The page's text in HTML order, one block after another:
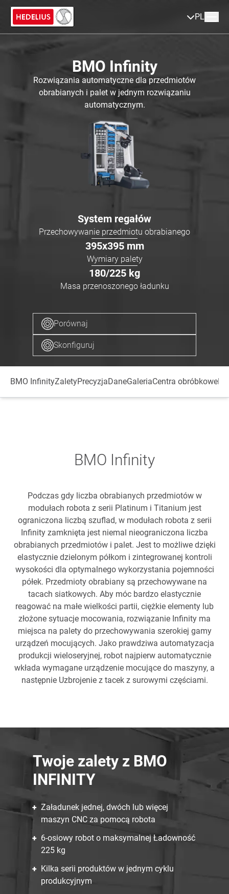
PL
BMO Infinity
Rozwiązania automatyczne dla przedmiotów
obrabianych i palet w jednym rozwiązaniu
automatycznym.
System regałów
Przechowywanie przedmiotu obrabianego
395x395 mm
Wymiary palety
180/225 kg
Masa przenoszonego ładunku
Porównaj
Skonfiguruj
BMO InfinityZaletyPrecyzjaDaneGaleriaCentra obróbkowe
BMO Infinity
Podczas gdy liczba obrabianych przedmiotów w
modułach robota z serii Platinum i Titanium jest
ograniczona liczbą szuflad, w modułach robota z serii
Infinity zamknięta jest niemal nieograniczona liczba
obrabianych przedmiotów i palet. Jest to możliwe dzięki
elastycznie dzielonym półkom i zintegrowanej kontroli
wysokości dla optymalnego wykorzystania pojemności
półek. Przedmioty obrabiany są przechowywane na
tacach siatkowych. Aby móc bardzo elastycznie
reagować na małe wielkości partii, ciężkie elementy lub
złożone sytuacje mocowania, rozwiązanie Infinity ma
miejsca na palety do przechowywania szerokiej gamy
urządzeń mocujących. Jako prawdziwa automatyzacja
produkcji wieloseryjnej, robot najpierw automatycznie
wkłada wymagane urządzenie mocujące do maszyny, a
następnie Uzbrojenie z tacek z surowymi częściami.
Twoje zalety z BMO
INFINITY
Załadunek jednej, dwóch lub więcej
maszyn CNC za pomocą robota
6-osiowy robot o maksymalnej Ładowność
225 kg
Kilka serii produktów w jednym cyklu
produkcyjnym